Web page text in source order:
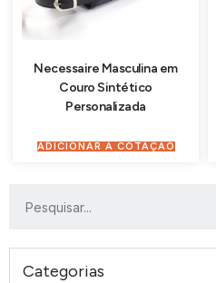
Categorias
Necessaire Masculina em
Couro Sintético
Personalizada
ADICIONAR À COTAÇÃO